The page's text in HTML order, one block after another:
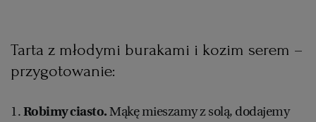
Tarta z młodymi burakami i kozim serem –
przygotowanie:
1.Robimy ciasto.Mąkę mieszamy z solą, dodajemy